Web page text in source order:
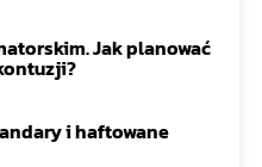
Jak planować
i haftowane